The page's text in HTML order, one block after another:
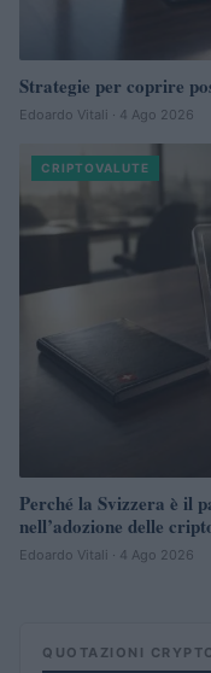
Strategie per coprire
Edoardo Vitali · 4 Ago 2026
CRIPTOVALUTE
Perché la Svizzera è il
nell’adozione delle
Edoardo Vitali · 4 Ago 2026
QUOTAZIONI